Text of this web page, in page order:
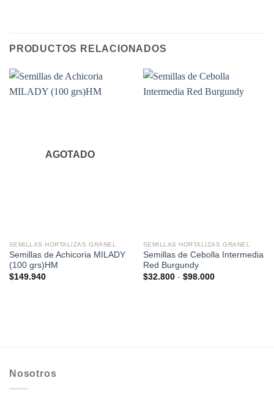
PRODUCTOS RELACIONADOS
AGOTADO
SEMILLAS HORTALIZAS GRANEL
Semillas de Achicoria MILADY
(100 grs)HM
$149.940
SEMILLAS HORTALIZAS GRANEL
Semillas de Cebolla Intermedia
Red Burgundy
$32.800 - $98.000Rango
Nosotros